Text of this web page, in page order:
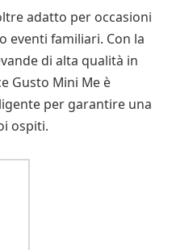
adatto per occasioni
eventi familiari. Con la
di alta qualità in
Gusto Mini Me è
per garantire una
ospiti.